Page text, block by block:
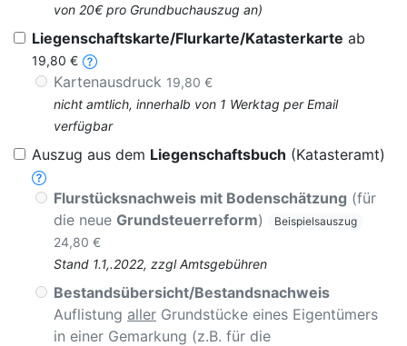
von 20€ pro Grundbuchauszug an)
Liegenschaftskarte/Flurkarte/Katasterkarte ab
19,80 €
Kartenausdruck 19,80 €
nicht amtlich, innerhalb von 1 Werktag per Email
verfügbar
Auszug aus dem Liegenschaftsbuch (Katasteramt)
Flurstücksnachweis mit Bodenschätzung (für
die neue Grundsteuerreform) Beispielsauszug
24,80 €
Stand 1.1,.2022, zzgl Amtsgebühren
Bestandsübersicht/Bestandsnachweis
Auflistung aller Grundstücke eines Eigentümers
in einer Gemarkung (z.B. für die